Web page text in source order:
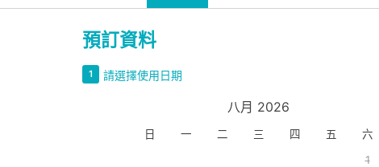
預訂資料
1 請選擇使用日期
八月 2026
日 一 二 三 四 五
六
1